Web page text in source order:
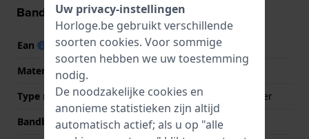
Band informatie
Ean
7613179134013
Materiaal Band
Type materiaal
Satijn op synthetisch leer
Bandbreedte
12 mm
Uw privacy-instellingen
Horloge.be gebruikt verschillende
soorten cookies. Voor sommige
soorten hebben we uw toestemming
nodig.
De noodzakelijke cookies en
anonieme statistieken zijn altijd
automatisch actief; als u op "alle